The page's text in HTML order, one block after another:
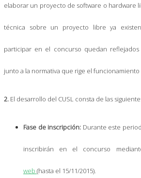
elaborar un proyecto de software o hardware
técnica sobre un proyecto libre ya
participar en el concurso quedan
junto a la normativa que rige el funcionamiento
2. El desarrollo del CUSL consta de las
Fase de inscripción: Durante este
inscribirán en el concurso
web (hasta el 15/11/2015).